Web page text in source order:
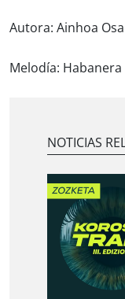
Autora: Ainhoa
Melodía: Habanera
NOTICIAS